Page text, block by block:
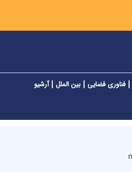
فناوری فضایی بین الملل آرشیو